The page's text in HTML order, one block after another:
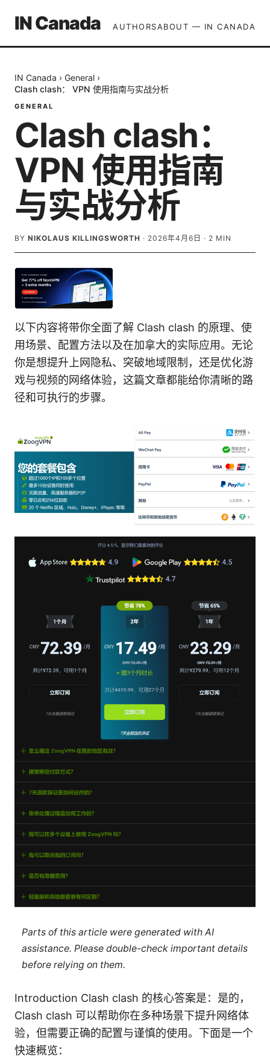
IN Canada AUTHORSABOUT — IN CANADA
IN Canada › General ›
Clash clash： VPN 使用指南与实战分析
GENERAL
Clash clash：
VPN 使用指南
与实战分析
BY NIKOLAUS KILLINGSWORTH · 2026年4月6日 · 2 MIN
以下内容将带你全面了解 Clash clash 的原理、使
用场景、配置方法以及在加拿大的实际应用。无论
你是想提升上网隐私、突破地域限制，还是优化游
戏与视频的网络体验，这篇文章都能给你清晰的路
径和可执行的步骤。
Parts of this article were generated with AI
assistance. Please double-check important details
before relying on them.
Introduction Clash clash 的核心答案是：是的，
Clash clash 可以帮助你在多种场景下提升网络体
验，但需要正确的配置与谨慎的使用。下面是一个
快速概览：